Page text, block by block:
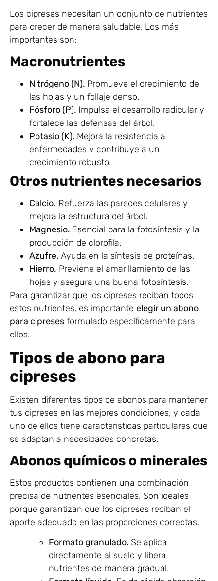
Los cipreses necesitan un conjunto de nutrientes
para crecer de manera saludable. Los más
importantes son:
Macronutrientes
Nitrógeno (N). Promueve el crecimiento de
las hojas y un follaje denso.
Fósforo (P). Impulsa el desarrollo radicular y
fortalece las defensas del árbol.
Potasio (K). Mejora la resistencia a
enfermedades y contribuye a un
crecimiento robusto.
Otros nutrientes necesarios
Calcio. Refuerza las paredes celulares y
mejora la estructura del árbol.
Magnesio. Esencial para la fotosíntesis y la
producción de clorofila.
Azufre. Ayuda en la síntesis de proteínas.
Hierro. Previene el amarillamiento de las
hojas y asegura una buena fotosíntesis.
Para garantizar que los cipreses reciban todos
estos nutrientes, es importante elegir un abono
para cipreses formulado específicamente para
ellos.
Tipos de abono para
cipreses
Existen diferentes tipos de abonos para mantener
tus cipreses en las mejores condiciones, y cada
uno de ellos tiene características particulares que
se adaptan a necesidades concretas.
Abonos químicos o minerales
Estos productos contienen una combinación
precisa de nutrientes esenciales. Son ideales
porque garantizan que los cipreses reciban el
aporte adecuado en las proporciones correctas.
Formato granulado. Se aplica
directamente al suelo y libera
nutrientes de manera gradual.